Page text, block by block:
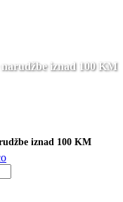
narudžbe iznad 100 KM
iznad 100 KM